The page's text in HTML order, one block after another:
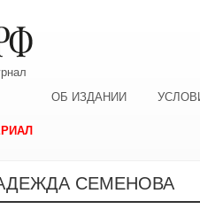
ОБ ИЗДАНИИ
СЕМЕНОВА